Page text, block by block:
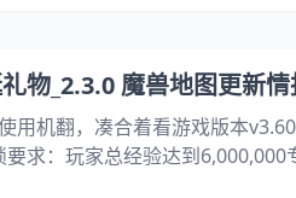
物_2.3.0 魔兽地图更新
用机翻，凑合着看游戏版本
要求：玩家总经验达到